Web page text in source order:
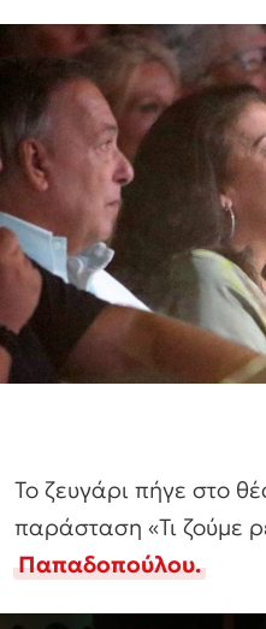
Το ζευγάρι πήγε στο
παράσταση «Τι ζούμε
Παπαδοπούλου.